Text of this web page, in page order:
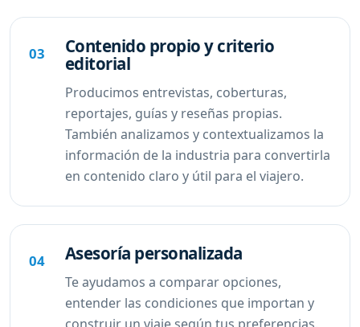
03 Contenido propio y criterio
editorial
Producimos entrevistas, coberturas,
reportajes, guías y reseñas propias.
También analizamos y contextualizamos la
información de la industria para convertirla
en contenido claro y útil para el viajero.
04 Asesoría personalizada
Te ayudamos a comparar opciones,
entender las condiciones que importan y